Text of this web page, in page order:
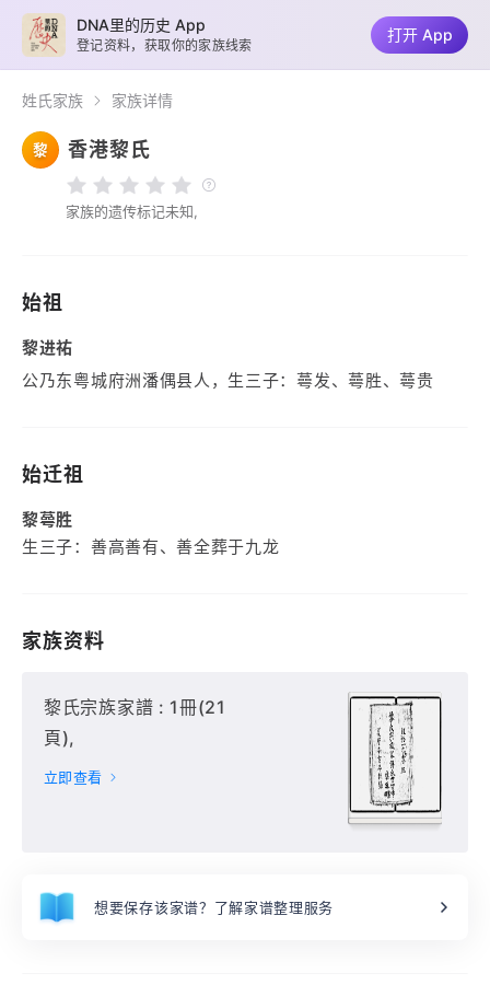
姓氏家族 家族详情
黎 香港黎氏
家族的遗传标记未知,
始祖
黎进祐
公乃东粤城府洲潘偶县人，生三子：蕚发、蕚胜、蕚贵
始迁祖
黎蕚胜
生三子：善高善有、善全葬于九龙
家族资料
黎氏宗族家譜 : 1冊(21
頁),
立即查看
想要保存该家谱？了解家谱整理服务
DNA里的历史 App
登记资料，获取你的家族线索
打开 App